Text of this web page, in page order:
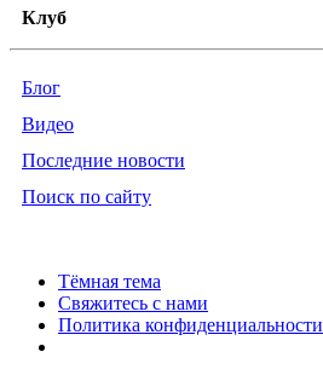
Клуб
Блог
Видео
Последние новости
Поиск по сайту
Тёмная тема
Свяжитесь с нами
Политика конфиденциальности